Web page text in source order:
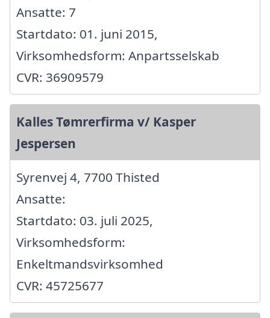
Ansatte: 7
Startdato: 01. juni 2015,
Virksomhedsform: Anpartsselskab
CVR: 36909579
Kalles Tømrerfirma v/ Kasper
Jespersen
Syrenvej 4, 7700 Thisted
Ansatte:
Startdato: 03. juli 2025,
Virksomhedsform:
Enkeltmandsvirksomhed
CVR: 45725677